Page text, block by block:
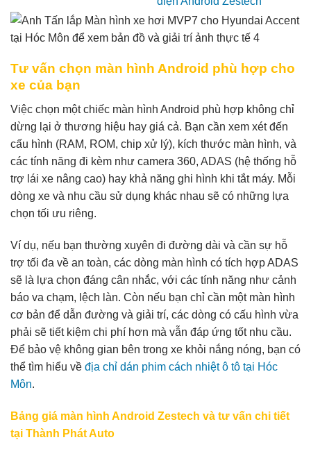
Tư vấn chọn màn hình Android phù hợp cho
xe của bạn
Việc chọn một chiếc màn hình Android phù hợp không chỉ
dừng lại ở thương hiệu hay giá cả. Bạn cần xem xét đến
cấu hình (RAM, ROM, chip xử lý), kích thước màn hình, và
các tính năng đi kèm như camera 360, ADAS (hệ thống hỗ
trợ lái xe nâng cao) hay khả năng ghi hình khi tắt máy. Mỗi
dòng xe và nhu cầu sử dụng khác nhau sẽ có những lựa
chọn tối ưu riêng.
Ví dụ, nếu bạn thường xuyên đi đường dài và cần sự hỗ
trợ tối đa về an toàn, các dòng màn hình có tích hợp ADAS
sẽ là lựa chọn đáng cân nhắc, với các tính năng như cảnh
báo va chạm, lệch làn. Còn nếu bạn chỉ cần một màn hình
cơ bản để dẫn đường và giải trí, các dòng có cấu hình vừa
phải sẽ tiết kiệm chi phí hơn mà vẫn đáp ứng tốt nhu cầu.
Để bảo vệ không gian bên trong xe khỏi nắng nóng, bạn có
thể tìm hiểu về địa chỉ dán phim cách nhiệt ô tô tại Hóc
Môn.
Bảng giá màn hình Android Zestech và tư vấn chi tiết
tại Thành Phát Auto